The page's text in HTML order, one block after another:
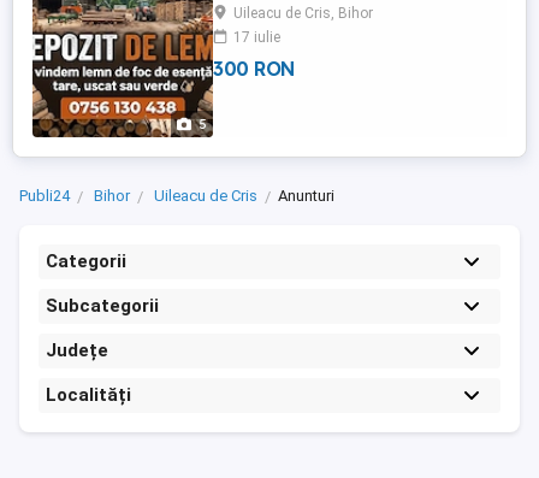
5
inclusUileacu de Cris, Bihor
17 iulie
300 RON
Publi24 Bihor Uileacu de Cris Anunturi
Categorii
Subcategorii
Județe
Localități